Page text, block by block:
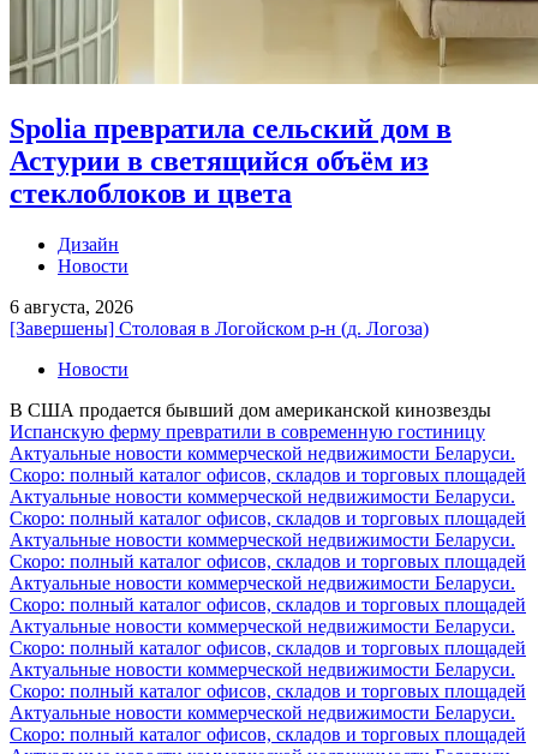
Spolia превратила сельский дом в
Астурии в светящийся объём из
стеклоблоков и цвета
Дизайн
Новости
6 августа, 2026
[Завершены] Столовая в Логойском р-н (д. Логоза)
Новости
В США продается бывший дом американской кинозвезды
Испанскую ферму превратили в современную гостиницу
Актуальные новости коммерческой недвижимости Беларуси.
Скоро: полный каталог офисов, складов и торговых площадей
Актуальные новости коммерческой недвижимости Беларуси.
Скоро: полный каталог офисов, складов и торговых площадей
Актуальные новости коммерческой недвижимости Беларуси.
Скоро: полный каталог офисов, складов и торговых площадей
Актуальные новости коммерческой недвижимости Беларуси.
Скоро: полный каталог офисов, складов и торговых площадей
Актуальные новости коммерческой недвижимости Беларуси.
Скоро: полный каталог офисов, складов и торговых площадей
Актуальные новости коммерческой недвижимости Беларуси.
Скоро: полный каталог офисов, складов и торговых площадей
Актуальные новости коммерческой недвижимости Беларуси.
Скоро: полный каталог офисов, складов и торговых площадей